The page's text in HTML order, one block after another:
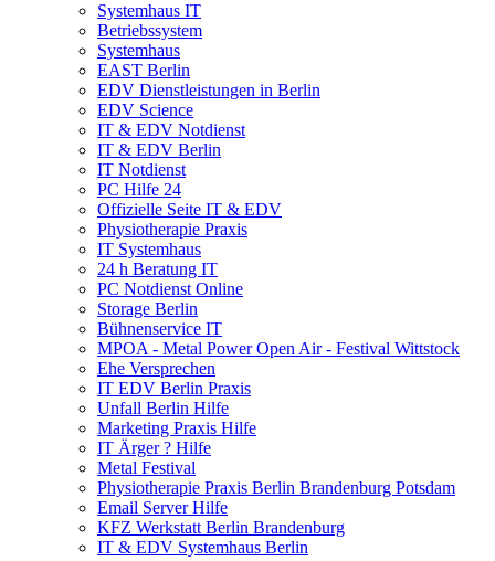
Systemhaus IT
Betriebssystem
Systemhaus
EAST Berlin
EDV Dienstleistungen in Berlin
EDV Science
IT & EDV Notdienst
IT & EDV Berlin
IT Notdienst
PC Hilfe 24
Offizielle Seite IT & EDV
Physiotherapie Praxis
IT Systemhaus
24 h Beratung IT
PC Notdienst Online
Storage Berlin
Bühnenservice IT
MPOA - Metal Power Open Air - Festival Wittstock
Ehe Versprechen
IT EDV Berlin Praxis
Unfall Berlin Hilfe
Marketing Praxis Hilfe
IT Ärger ? Hilfe
Metal Festival
Physiotherapie Praxis Berlin Brandenburg Potsdam
Email Server Hilfe
KFZ Werkstatt Berlin Brandenburg
IT & EDV Systemhaus Berlin